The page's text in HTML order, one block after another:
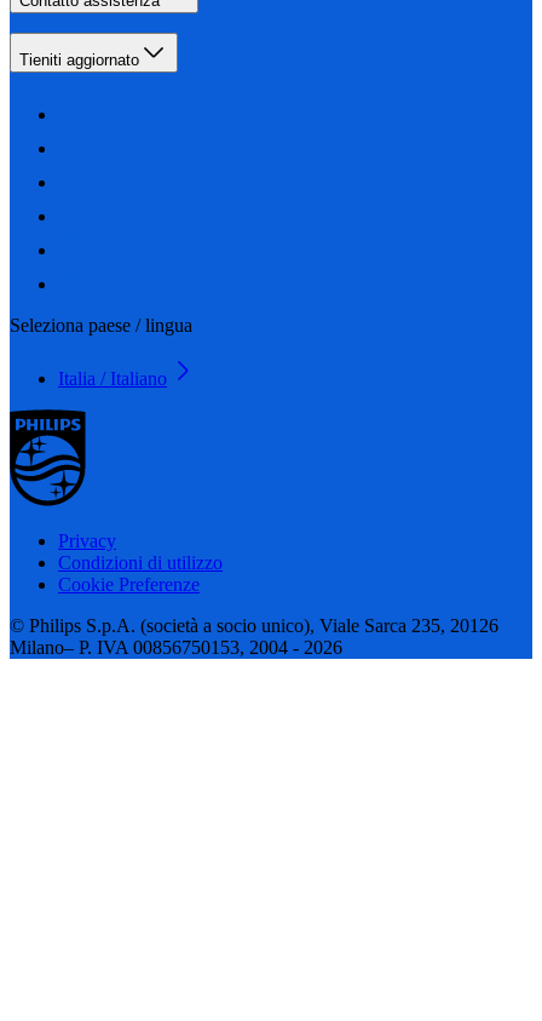
Tieniti aggiornato
Seleziona paese / lingua
Italia / Italiano
Privacy
Condizioni di utilizzo
Cookie Preferenze
© Philips S.p.A. (società a socio unico), Viale Sarca 235, 20126
Milano– P. IVA 00856750153, 2004 - 2026